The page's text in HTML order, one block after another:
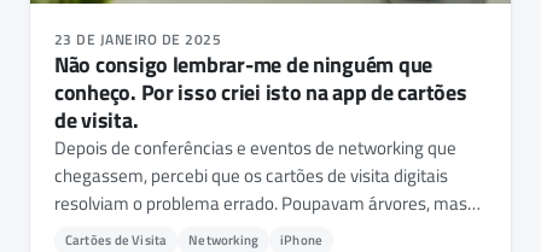
23 DE JANEIRO DE 2025
Não consigo lembrar-me de ninguém que
conheço. Por isso criei isto na app de cartões
de visita.
Depois de conferências e eventos de networking que
chegassem, percebi que os cartões de visita digitais
resolviam o problema errado. Poupavam árvores, mas
não o contexto. Por isso adicionei uma camada de
Cartões de Visita Networking iPhone